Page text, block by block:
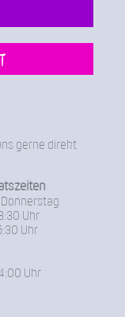
gerne direkt
Uhr
Uhr
Uhr